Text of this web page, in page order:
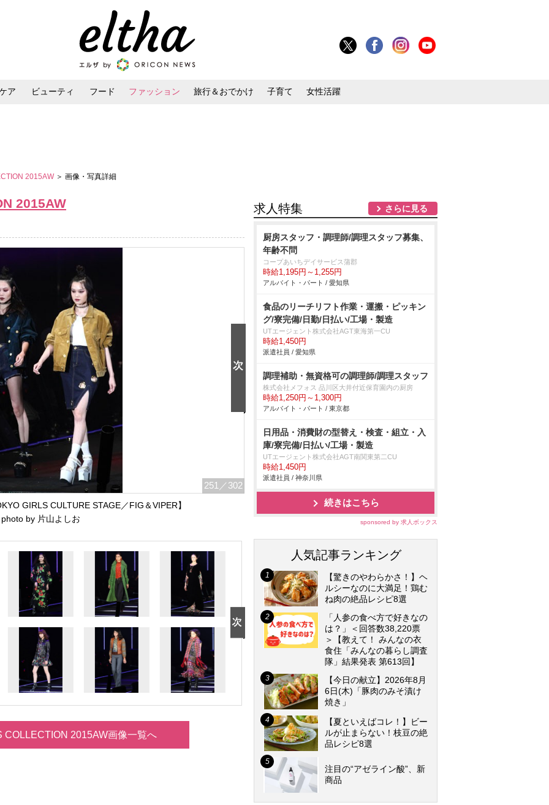
ア ビューティ フード ファッション 旅行＆おでかけ 子育て 女性活躍
2015AW ＞ 画像・写真詳細
2015AW
251 ／302
GIRLS CULTURE STAGE／FIG＆VIPER】
photo by 片山よしお
COLLECTION 2015AW画像一覧へ
求人特集 さらに見る
厨房スタッフ・調理師/調理スタッフ募集、
年齢不問
コープあいちデイサービス蒲郡
時給1,195円～1,255円
アルバイト・パート / 愛知県
食品のリーチリフト作業・運搬・ピッキン
グ/寮完備/日勤/日払い/工場・製造
UTエージェント株式会社AGT東海第一CU
時給1,450円
派遣社員 / 愛知県
調理補助・無資格可の調理師/調理スタッフ
株式会社メフォス 品川区大井付近保育園内の厨房
時給1,250円～1,300円
アルバイト・パート / 東京都
日用品・消費財の型替え・検査・組立・入
庫/寮完備/日払い/工場・製造
UTエージェント株式会社AGT南関東第二CU
時給1,450円
派遣社員 / 神奈川県
続きはこちら
sponsored by 求人ボックス
人気記事ランキング
【驚きのやわらかさ！】ヘ
ルシーなのに大満足！鶏む
ね肉の絶品レシピ8選
「人参の食べ方で好きなの
は？」＜回答数38,220票
＞【教えて！ みんなの衣
食住「みんなの暮らし調査
隊」結果発表 第613回】
【今日の献立】2026年8月
6日(木)「豚肉のみそ漬け
焼き」
【夏といえばコレ！】ビー
ルが止まらない！枝豆の絶
品レシピ8選
注目の“アゼライン酸”、新
商品